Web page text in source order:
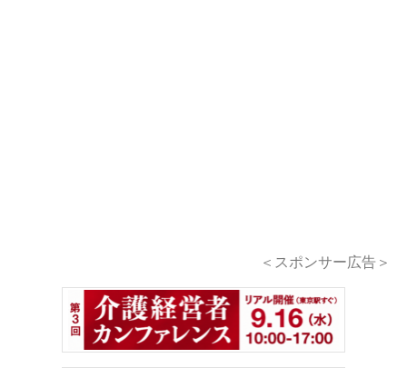
＜スポンサー広告＞